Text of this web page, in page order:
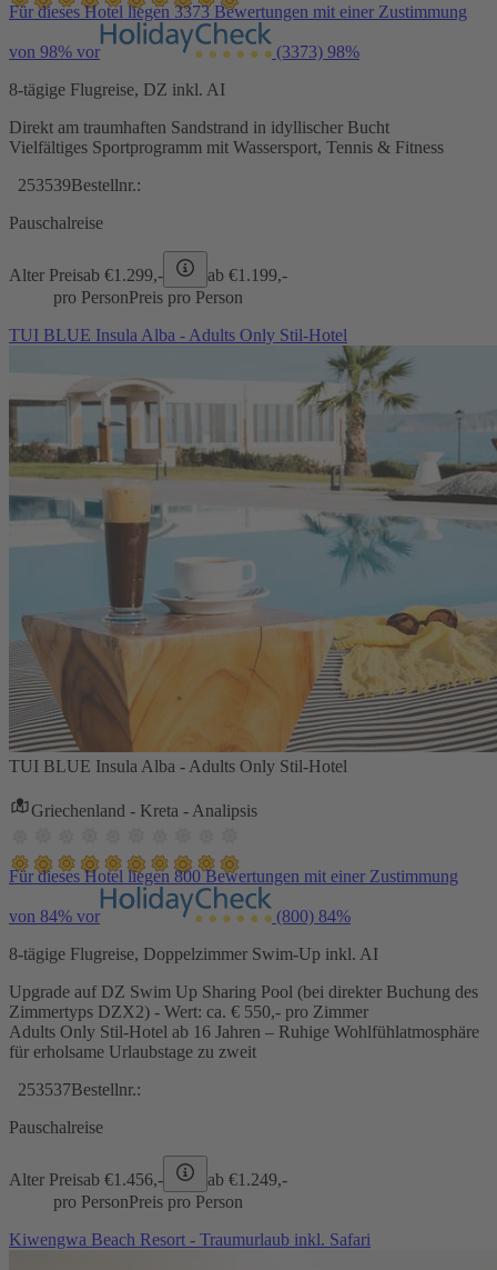
Für dieses Hotel liegen 3373 Bewertungen mit einer Zustimmung
von 98% vor (3373) 98%
8-tägige Flugreise, DZ inkl. AI
Direkt am traumhaften Sandstrand in idyllischer Bucht
Vielfältiges Sportprogramm mit Wassersport, Tennis & Fitness
253539Bestellnr.:
Pauschalreise
Alter Preisab €1.299,- ab €1.199,-
pro PersonPreis pro Person
TUI BLUE Insula Alba - Adults Only Stil-Hotel
TUI BLUE Insula Alba - Adults Only Stil-Hotel
Griechenland - Kreta - Analipsis
Für dieses Hotel liegen 800 Bewertungen mit einer Zustimmung
von 84% vor (800) 84%
8-tägige Flugreise, Doppelzimmer Swim-Up inkl. AI
Upgrade auf DZ Swim Up Sharing Pool (bei direkter Buchung des
Zimmertyps DZX2) - Wert: ca. € 550,- pro Zimmer
Adults Only Stil-Hotel ab 16 Jahren – Ruhige Wohlfühlatmosphäre
für erholsame Urlaubstage zu zweit
253537Bestellnr.:
Pauschalreise
Alter Preisab €1.456,- ab €1.249,-
pro PersonPreis pro Person
Kiwengwa Beach Resort - Traumurlaub inkl. Safari